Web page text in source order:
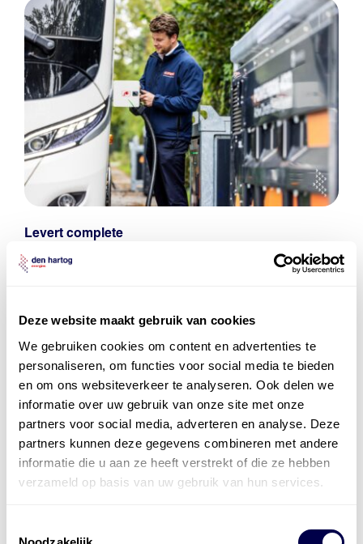
Deze website maakt gebruik van cookies
We gebruiken cookies om content en advertenties te
personaliseren, om functies voor social media te bieden
en om ons websiteverkeer te analyseren. Ook delen we
informatie over uw gebruik van onze site met onze
partners voor social media, adverteren en analyse. Deze
partners kunnen deze gegevens combineren met andere
informatie die u aan ze heeft verstrekt of die ze hebben
verzameld op basis van uw gebruik van hun services.
Levert complete
EnergiebeheerenERE’s
LaadnetwerkenLaadpassen